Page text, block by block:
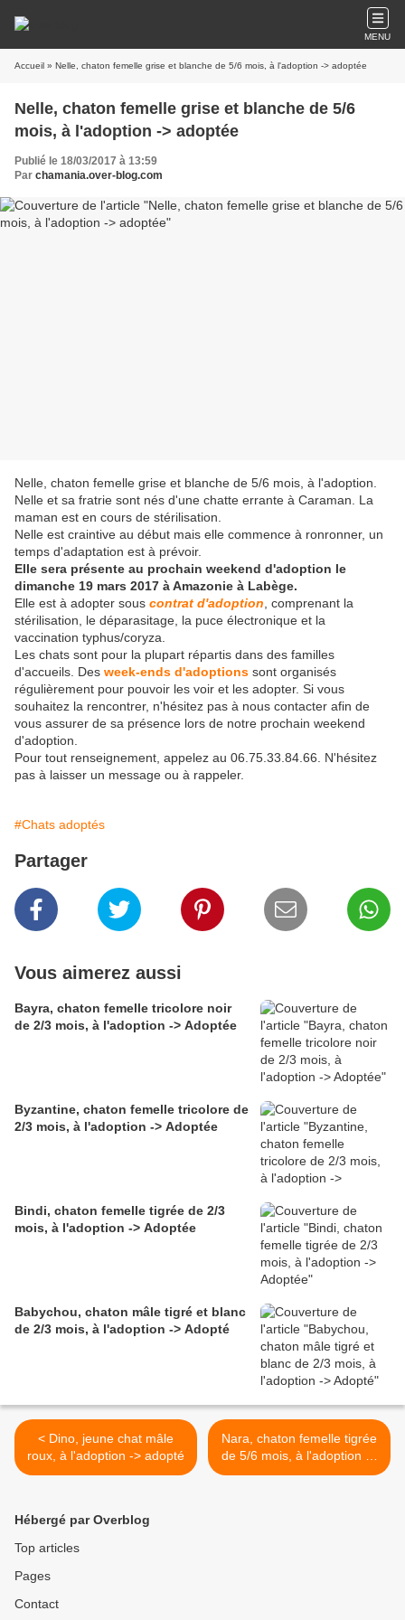
MENU
Accueil » Nelle, chaton femelle grise et blanche de 5/6 mois, à l'adoption -> adoptée
Nelle, chaton femelle grise et blanche de 5/6
mois, à l'adoption -> adoptée
Publié le 18/03/2017 à 13:59
Par chamania.over-blog.com
Nelle, chaton femelle grise et blanche de 5/6 mois, à l'adoption.
Nelle et sa fratrie sont nés d'une chatte errante à Caraman. La
maman est en cours de stérilisation.
Nelle est craintive au début mais elle commence à ronronner, un
temps d'adaptation est à prévoir.
Elle sera présente au prochain weekend d'adoption le
dimanche 19 mars 2017 à Amazonie à Labège.
Elle est à adopter sous contrat d'adoption , comprenant la
stérilisation, le déparasitage, la puce électronique et la
vaccination typhus/coryza.
Les chats sont pour la plupart répartis dans des familles
d'accueils. Des week-ends d'adoptions sont organisés
régulièrement pour pouvoir les voir et les adopter. Si vous
souhaitez la rencontrer, n'hésitez pas à nous contacter afin de
vous assurer de sa présence lors de notre prochain weekend
d'adoption.
Pour tout renseignement, appelez au 06.75.33.84.66. N'hésitez
pas à laisser un message ou à rappeler.
#Chats adoptés
Partager
Vous aimerez aussi
Bayra, chaton femelle tricolore noir
de 2/3 mois, à l'adoption -> Adoptée
Byzantine, chaton femelle tricolore de
2/3 mois, à l'adoption -> Adoptée
Bindi, chaton femelle tigrée de 2/3
mois, à l'adoption -> Adoptée
Babychou, chaton mâle tigré et blanc
de 2/3 mois, à l'adoption -> Adopté
< Dino, jeune chat mâle
roux, à l'adoption -> adopté
Nara, chaton femelle tigrée
de 5/6 mois, à l'adoption ->
adoptée >
Hébergé par Overblog
Top articles
Pages
Contact